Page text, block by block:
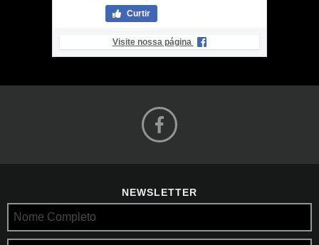
Curtir
Visite nossa página
NEWSLETTER